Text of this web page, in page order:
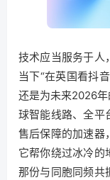
技术应当服务于人
当下“在英国看抖
还是为未来2026
球智能线路、全平
售后保障的加速器
它帮你绕过冰冷的
那份与同胞同频共